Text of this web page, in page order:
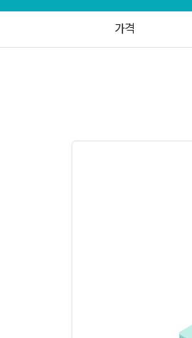
가격